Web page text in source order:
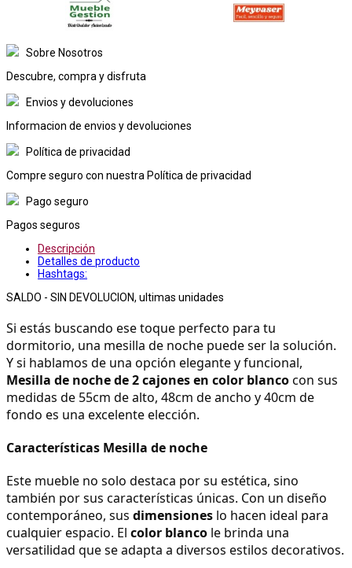
Sobre Nosotros
Descubre, compra y disfruta
Envios y devoluciones
Informacion de envios y devoluciones
Política de privacidad
Compre seguro con nuestra Política de privacidad
Pago seguro
Pagos seguros
Descripción
Detalles de producto
Hashtags:
SALDO - SIN DEVOLUCION, ultimas unidades
Si estás buscando ese toque perfecto para tu
dormitorio, una mesilla de noche puede ser la solución.
Mesilla de noche de 2 cajones en color blanco con sus
medidas de 55cm de alto, 48cm de ancho y 40cm de
fondo es una excelente elección.
Características Mesilla de noche
Este mueble no solo destaca por su estética, sino
también por sus características únicas. Con un diseño
contemporáneo, sus dimensiones lo hacen ideal para
cualquier espacio. El color blanco le brinda una
versatilidad que se adapta a diversos estilos decorativos.